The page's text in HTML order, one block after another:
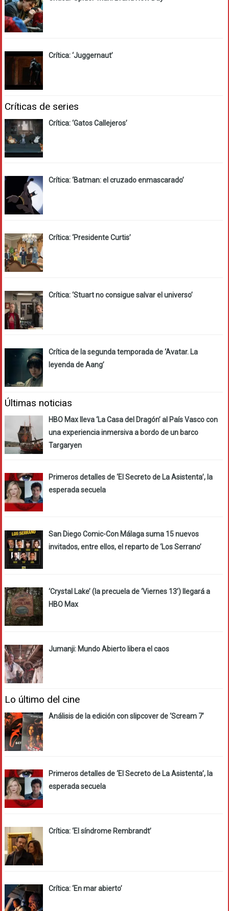
Crítica: ‘Juggernaut’
Críticas de series
Crítica: ‘Gatos Callejeros’
Crítica: ‘Batman: el cruzado enmascarado’
Crítica: ‘Presidente Curtis’
Crítica: ‘Stuart no consigue salvar el universo’
Crítica de la segunda temporada de ‘Avatar. La
leyenda de Aang’
Últimas noticias
HBO Max lleva ‘La Casa del Dragón’ al País Vasco con
una experiencia inmersiva a bordo de un barco
Targaryen
Primeros detalles de ‘El Secreto de La Asistenta’, la
esperada secuela
San Diego Comic-Con Málaga suma 15 nuevos
invitados, entre ellos, el reparto de ‘Los Serrano’
‘Crystal Lake’ (la precuela de ‘Viernes 13’) llegará a
HBO Max
Jumanji: Mundo Abierto libera el caos
Lo último del cine
Análisis de la edición con slipcover de ‘Scream 7’
Primeros detalles de ‘El Secreto de La Asistenta’, la
esperada secuela
Crítica: ‘El síndrome Rembrandt’
Crítica: ‘En mar abierto’